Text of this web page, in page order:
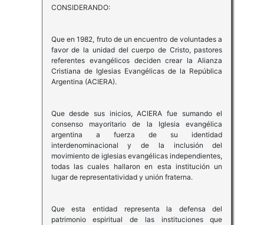
CONSIDERANDO:
Que en 1982, fruto de un encuentro de voluntades a
favor de la unidad del cuerpo de Cristo, pastores
referentes evangélicos deciden crear la Alianza
Cristiana de Iglesias Evangélicas de la República
Argentina (ACIERA).
Que desde sus inicios, ACIERA fue sumando el
consenso mayoritario de la Iglesia evangélica
argentina a fuerza de su identidad
interdenominacional y de la inclusión del
movimiento de iglesias evangélicas independientes,
todas las cuales hallaron en esta institución un
lugar de representatividad y unión fraterna.
Que esta entidad representa la defensa del
patrimonio espiritual de las instituciones que